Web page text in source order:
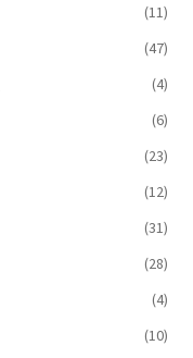
(11)
(47)
(4)
(6)
(23)
(12)
(31)
(28)
(4)
(10)